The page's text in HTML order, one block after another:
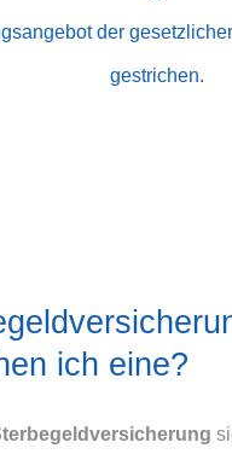
der
gestrichen.
ich eine?